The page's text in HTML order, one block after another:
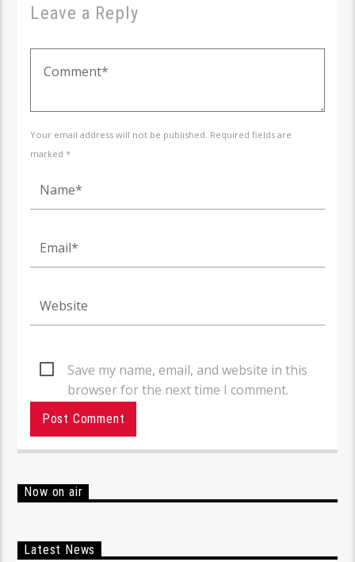
Leave a Reply
Your email address will not be published. Required fields are
marked *
Save my name, email, and website in this
browser for the next time I comment.
Now on air
Latest News